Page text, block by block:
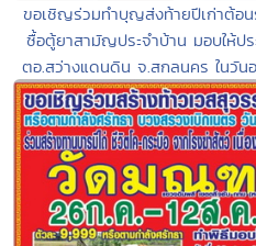
ขอเชิญร่วมทำบุญส่งท้ายปีเก่าต้อ
ซื้อตู้ยาสามัญประจำบ้าน มอบให้ปร
ตอ.สว่างแดนดิน จ.สกลนคร ในวั